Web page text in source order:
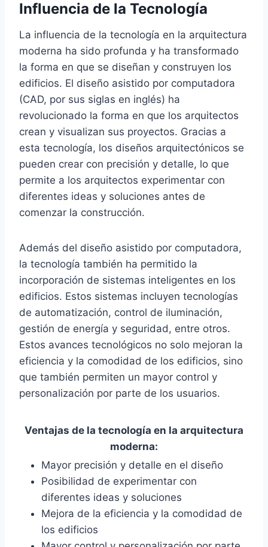
Influencia de la Tecnología
La influencia de la tecnología en la arquitectura
moderna ha sido profunda y ha transformado
la forma en que se diseñan y construyen los
edificios. El diseño asistido por computadora
(CAD, por sus siglas en inglés) ha
revolucionado la forma en que los arquitectos
crean y visualizan sus proyectos. Gracias a
esta tecnología, los diseños arquitectónicos se
pueden crear con precisión y detalle, lo que
permite a los arquitectos experimentar con
diferentes ideas y soluciones antes de
comenzar la construcción.
Además del diseño asistido por computadora,
la tecnología también ha permitido la
incorporación de sistemas inteligentes en los
edificios. Estos sistemas incluyen tecnologías
de automatización, control de iluminación,
gestión de energía y seguridad, entre otros.
Estos avances tecnológicos no solo mejoran la
eficiencia y la comodidad de los edificios, sino
que también permiten un mayor control y
personalización por parte de los usuarios.
Ventajas de la tecnología en la arquitectura
moderna:
Mayor precisión y detalle en el diseño
Posibilidad de experimentar con
diferentes ideas y soluciones
Mejora de la eficiencia y la comodidad de
los edificios